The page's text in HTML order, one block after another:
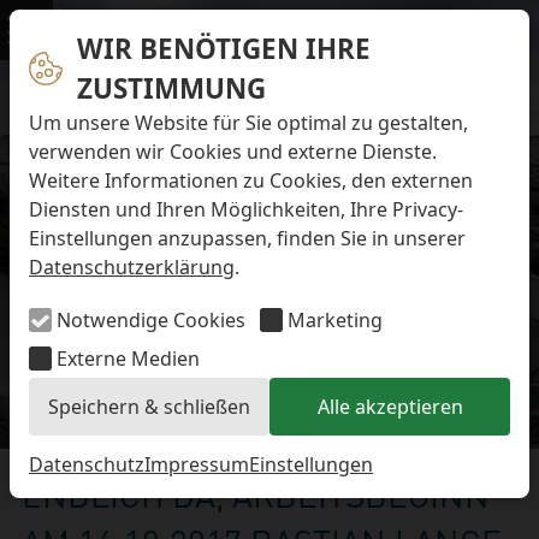
WIR BENÖTIGEN IHRE
ZUSTIMMUNG
Um unsere Website für Sie optimal zu gestalten,
verwenden wir Cookies und externe Dienste.
Weitere Informationen zu Cookies, den externen
Diensten und Ihren Möglichkeiten, Ihre Privacy-
Einstellungen anzupassen, finden Sie in unserer
Datenschutzerklärung.
Notwendige Cookies
Marketing
Externe Medien
Speichern & schließen
Alle akzeptieren
DatenschutzImpressumEinstellungen
Menü
Navigation überspringen
Preise & Infos
Öffnungs- und Fütterungszeiten
Eintrittspreise
Aktuelles
Alle Meldungen
Eisbären-Nachwuchs Anna & Elsa
Eisbären-Nachwuchs Lale & Lili
FAQ zum Tod des Schimpansen-Jungtiers
Newsletter
Bildungsletter
Barrierefreier Zoo
Hausordnung
Arbeiten im Zoo
Ausbildung zur Zootierpflegerin/zum Zootierpfleger
Freiwilliges ökologisches Jahr (FÖJ)
Mitarbeiter:in (w/m/d) auf Minijob-Basis
Patenschaften
Förderverein
Aktuelles
ENDLICH DA, ARBEITSBEGINN